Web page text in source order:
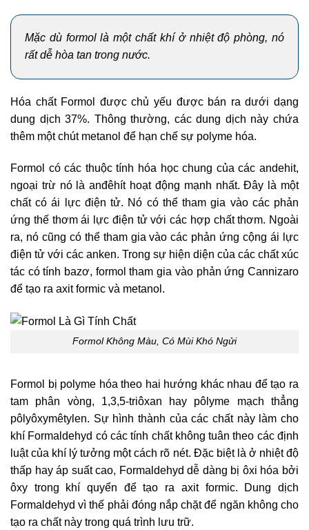
Mặc dù formol là một chất khí ở nhiệt độ phòng, nó
rất dễ hòa tan trong nước.
Hóa chất Formol được chủ yếu được bán ra dưới dạng
dung dịch 37%. Thông thường, các dung dịch này chứa
thêm một chút metanol để hạn chế sự polyme hóa.
Formol có các thuộc tính hóa học chung của các andehit,
ngoại trừ nó là anđêhít hoạt động mạnh nhất. Đây là một
chất có ái lực điện tử. Nó có thể tham gia vào các phản
ứng thế thơm ái lực điện tử với các hợp chất thơm. Ngoài
ra, nó cũng có thể tham gia vào các phản ứng cộng ái lực
điện tử với các anken. Trong sự hiện diện của các chất xúc
tác có tính bazơ, formol tham gia vào phản ứng Cannizaro
để tạo ra axit formic và metanol.
Formol Không Màu, Có Mùi Khó Ngửi
Formol bị polyme hóa theo hai hướng khác nhau để tạo ra
tam phân vòng, 1,3,5-triôxan hay pôlyme mạch thẳng
pôlyôxymêtylen. Sự hình thành của các chất này làm cho
khí Formaldehyd có các tính chất không tuân theo các định
luật của khí lý tưởng một cách rõ nét. Đặc biệt là ở nhiệt độ
thấp hay áp suất cao, Formaldehyd dễ dàng bị ôxi hóa bởi
ôxy trong khí quyển để tạo ra axit formic. Dung dịch
Formaldehyd vì thế phải đóng nắp chặt để ngăn không cho
tạo ra chất này trong quá trình lưu trữ.